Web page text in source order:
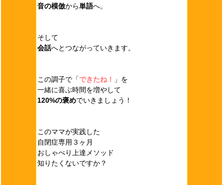
音の模倣から単語へ。
そして
会話へとつながっていきます。
この調子で「できたね！
」を
一緒に喜ぶ時間を増やして
120%の褒めでいきましょう！
このママが実践した
自閉症専用３ヶ月
おしゃべり上達メソッド
知りたくないですか？